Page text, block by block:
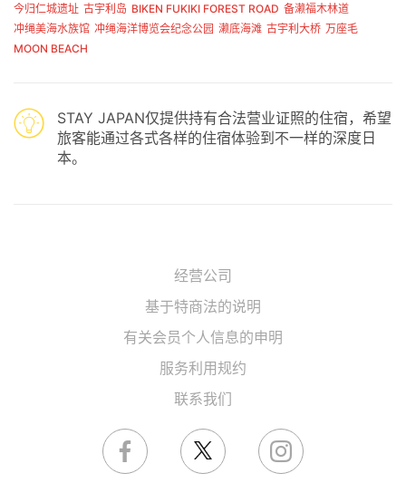
今归仁城遗址 古宇利岛 BIKEN FUKIKI FOREST ROAD 备濑福木林道
冲绳美海水族馆 冲绳海洋博览会纪念公园 濑底海滩 古宇利大桥 万座毛
MOON BEACH
STAY JAPAN仅提供持有合法营业证照的住宿，希望
旅客能通过各式各样的住宿体验到不一样的深度日
本。
经营公司
基于特商法的说明
有关会员个人信息的申明
服务利用规约
联系我们